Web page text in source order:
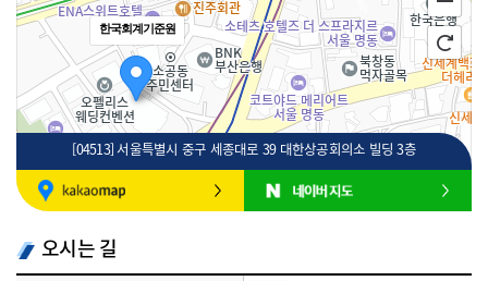
한국회계기준원
100m
[04513] 서울특별시 중구 세종대로 39 대한상공회의소 빌딩 3층
오시는 길